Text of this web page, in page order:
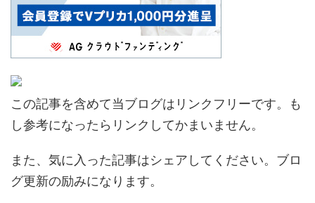
この記事を含めて当ブログはリンクフリーです。も
し参考になったらリンクしてかまいません。
また、気に入った記事はシェアしてください。ブロ
グ更新の励みになります。